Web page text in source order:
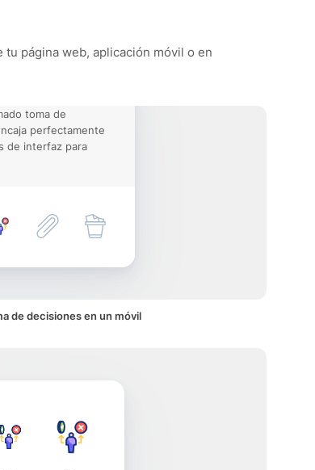
página web, aplicación móvil o en
toma de
perfectamente
de interfaz para
de decisiones en un móvil